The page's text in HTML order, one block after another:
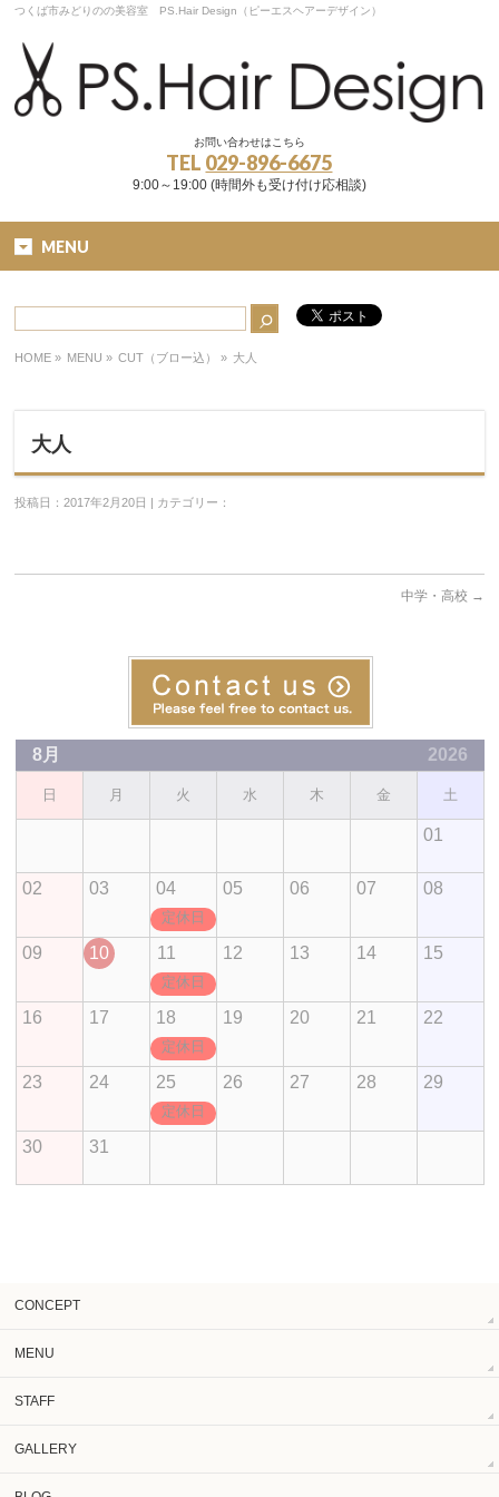
つくば市みどりのの美容室 PS.Hair Design（ピーエスヘアーデザイン）
お問い合わせはこちら
TEL 029-896-6675
9:00～19:00 (時間外も受け付け応相談)
MENU
HOME » MENU » CUT（ブロー込） » 大人
大人
投稿日：2017年2月20日 | カテゴリー：
中学・高校 →
8月 2026
日 月 火 水 木 金 土
01
02 03 04
定休日
05 06 07 08
09 10 11
定休日
12 13 14 15
16 17 18
定休日
19 20 21 22
23 24 25
定休日
26 27 28 29
30 31
CONCEPT
MENU
STAFF
GALLERY